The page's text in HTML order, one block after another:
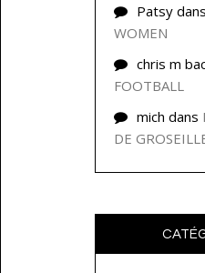
Patsy dans
WOMEN
chris m
FOOTBALL
mich dans
DE